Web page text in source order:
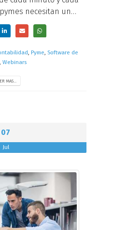
necesitan una
más conectada
información útil al
, Pyme, Software de
,Webinars
MAS...
07
Jul